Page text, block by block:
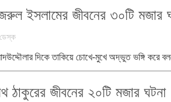
ইসলামের জীবনের ৩০টি মজার
দিকে তাকিয়ে চোখে-মুখে অদ্ভুত ভঙ্গি করে
ঠাকুরের জীবনের ২০টি মজার ঘটনা